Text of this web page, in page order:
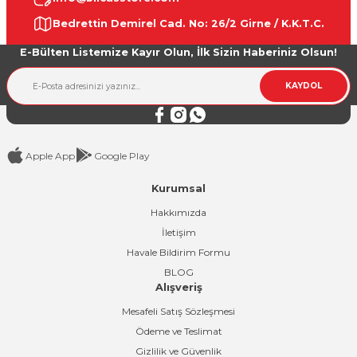
Ürün resmi kalitesiz, bozuk veya görüntülenemiyor.
Ürün açıklamasında eksik bilgiler bulunuyor.
Ürün bilgilerinde hatalar bulunuyor.
Bedrettin Demirel Cad. No: 26/2 Girne / K.K.T.C.
E-Bülten Listemize Kayır Olun, İlk Sizin Haberiniz Olsun!
KAYDOL
Apple App Google Play
Kurumsal
Hakkımızda
İletişim
Havale Bildirim Formu
BLOG
Alışveriş
Mesafeli Satış Sözleşmesi
Ödeme ve Teslimat
Gizlilik ve Güvenlik